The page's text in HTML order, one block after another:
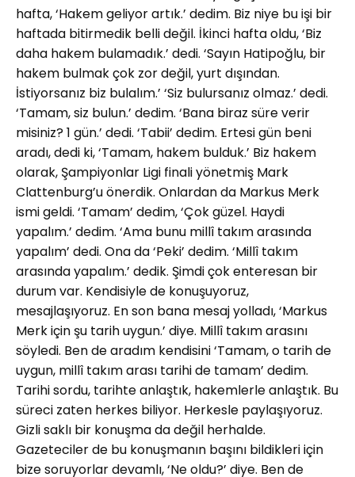
hafta, ‘Hakem geliyor artık.’ dedim. Biz niye bu işi bir
haftada bitirmedik belli değil. İkinci hafta oldu, ‘Biz
daha hakem bulamadık.’ dedi. ‘Sayın Hatipoğlu, bir
hakem bulmak çok zor değil, yurt dışından.
İstiyorsanız biz bulalım.’ ‘Siz bulursanız olmaz.’ dedi.
‘Tamam, siz bulun.’ dedim. ‘Bana biraz süre verir
misiniz? 1 gün.’ dedi. ‘Tabii’ dedim. Ertesi gün beni
aradı, dedi ki, ‘Tamam, hakem bulduk.’ Biz hakem
olarak, Şampiyonlar Ligi finali yönetmiş Mark
Clattenburg’u önerdik. Onlardan da Markus Merk
ismi geldi. ‘Tamam’ dedim, ‘Çok güzel. Haydi
yapalım.’ dedim. ‘Ama bunu millî takım arasında
yapalım’ dedi. Ona da ‘Peki’ dedim. ‘Millî takım
arasında yapalım.’ dedik. Şimdi çok enteresan bir
durum var. Kendisiyle de konuşuyoruz,
mesajlaşıyoruz. En son bana mesaj yolladı, ‘Markus
Merk için şu tarih uygun.’ diye. Millî takım arasını
söyledi. Ben de aradım kendisini ‘Tamam, o tarih de
uygun, millî takım arası tarihi de tamam’ dedim.
Tarihi sordu, tarihte anlaştık, hakemlerle anlaştık. Bu
süreci zaten herkes biliyor. Herkesle paylaşıyoruz.
Gizli saklı bir konuşma da değil herhalde.
Gazeteciler de bu konuşmanın başını bildikleri için
bize soruyorlar devamlı, ‘Ne oldu?’ diye. Ben de